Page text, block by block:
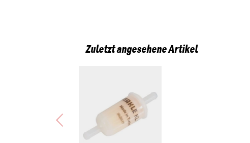
Zuletzt angesehene Artikel